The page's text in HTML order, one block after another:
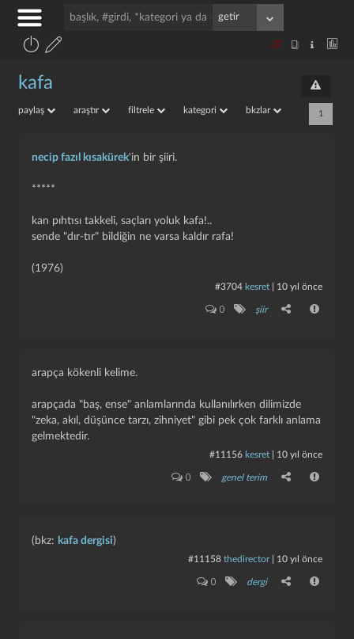
kafa
paylaş araştır filtrele kategori bkzlar 1
necip fazıl kısakürek'in bir şiiri.
*****
kan pıhtısı takkeli, saçları yoluk kafa!..
sende "dır-tır" bildiğin ne varsa kaldır rafa!
(1976)
#3704 kesret 10 yıl önce
0 şiir
arapça kökenli kelime.
arapçada "baş, ense" anlamlarında kullanılırken dilimizde
"zeka, akıl, düşünce tarzı, zihniyet" gibi pek çok farklı anlama
gelmektedir.
#11156 kesret 10 yıl önce
0 genel terim
(bkz: kafa dergisi)
#11158 thedirector| 10 yıl önce
0 dergi